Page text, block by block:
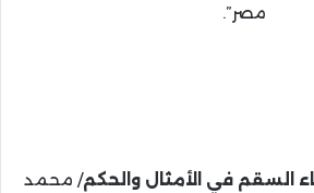
مصر”.
السقم في الأمثال والحكم/ محمد